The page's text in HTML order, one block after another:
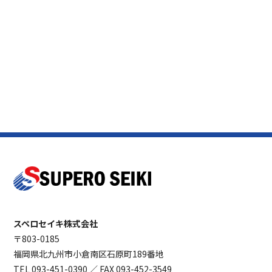
スペロセイキ株式会社
〒803-0185
福岡県北九州市小倉南区石原町189番地
TEL093-451-0390 ／ FAX 093-452-3549